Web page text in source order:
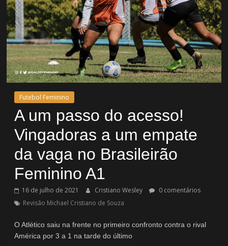
Futebol Feminino
A um passo do acesso!
Vingadoras a um empate
da vaga no Brasileirão
Feminino A1
16 de julho de 2021 Cristiano Wesley
0 comentários
Revisão Michael Cristiano de Souza
O Atlético saiu na frente no primeiro confronto contra o rival
América por 3 a 1 na tarde do último